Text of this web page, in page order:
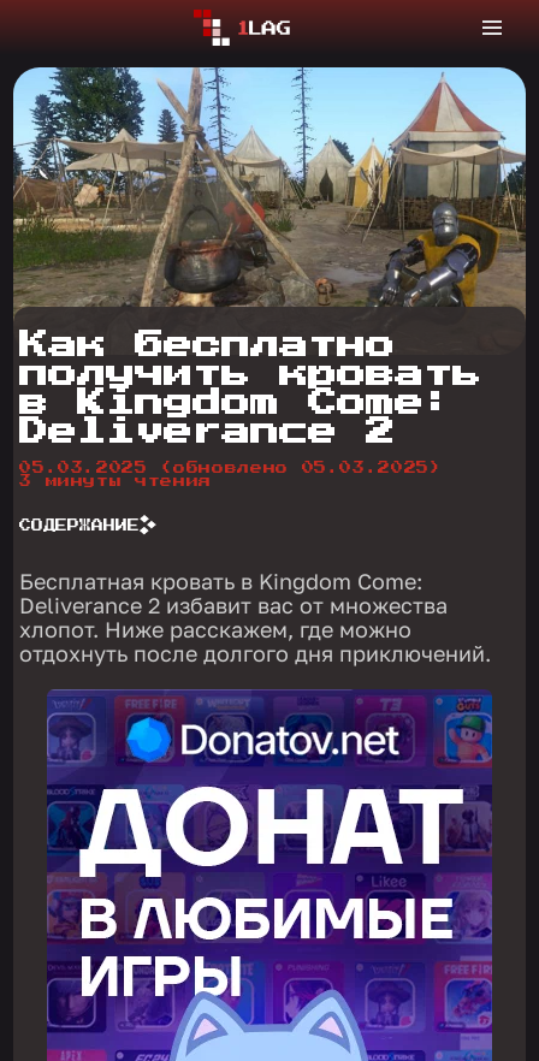
Как бесплатно
получить кровать
в Kingdom Come:
Deliverance 2
05.03.2025
(обновлено 05.03.2025)
3 минуты чтения
СОДЕРЖАНИЕ
Бесплатная кровать в Kingdom Come:
Deliverance 2 избавит вас от множества
хлопот. Ниже расскажем, где можно
отдохнуть после долгого дня приключений.